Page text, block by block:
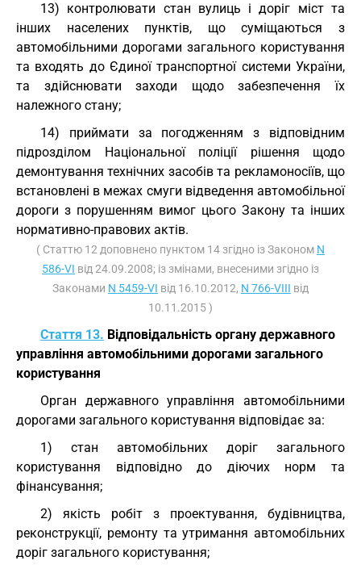
13) контролювати стан вулиць і доріг міст та
інших населених пунктів, що суміщаються з
автомобільними дорогами загального користування
та входять до Єдиної транспортної системи України,
та здійснювати заходи щодо забезпечення їх
належного стану;
14) приймати за погодженням з відповідним
підрозділом Національної поліції рішення щодо
демонтування технічних засобів та рекламоносіїв, що
встановлені в межах смуги відведення автомобільної
дороги з порушенням вимог цього Закону та інших
нормативно-правових актів.
( Статтю 12 доповнено пунктом 14 згідно із Законом N
586-VI від 24.09.2008; із змінами, внесеними згідно із
Законами N 5459-VI від 16.10.2012, N 766-VIII від
10.11.2015 )
Стаття 13. Відповідальність органу державного
управління автомобільними дорогами загального
користування
Орган державного управління автомобільними
дорогами загального користування відповідає за:
1) стан автомобільних доріг загального
користування відповідно до діючих норм та
фінансування;
2) якість робіт з проектування, будівництва,
реконструкції, ремонту та утримання автомобільних
доріг загального користування;